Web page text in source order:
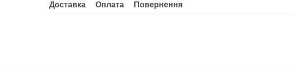
Доставка Оплата Повернення